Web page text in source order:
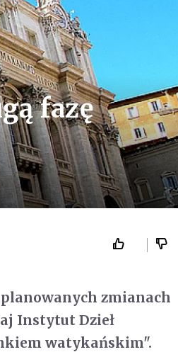
fazę
zmianach
Instytut Dzieł
watykańskim".